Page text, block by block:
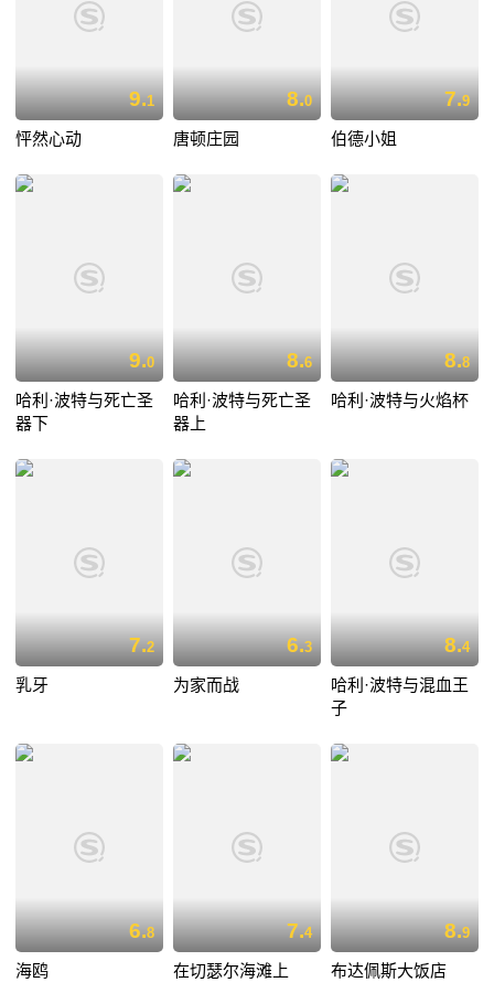
9.1
怦然心动
8.0
唐顿庄园
7.9
伯德小姐
9.0
哈利·波特与死亡圣
器下
8.6
哈利·波特与死亡圣
器上
8.8
哈利·波特与火焰杯
7.2
乳牙
6.3
为家而战
8.4
哈利·波特与混血王
子
6.8
海鸥
7.4
在切瑟尔海滩上
8.9
布达佩斯大饭店